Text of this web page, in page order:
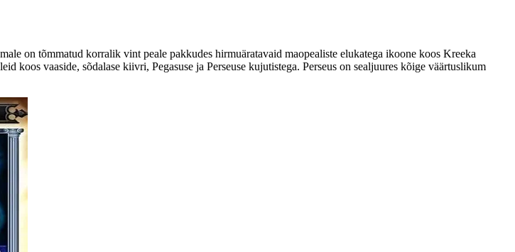
on tõmmatud korralik vint peale pakkudes hirmuäratavaid maopealiste elukatega ikoone koos Kreeka
koos vaaside, sõdalase kiivri, Pegasuse ja Perseuse kujutistega. Perseus on sealjuures kõige väärtuslikum